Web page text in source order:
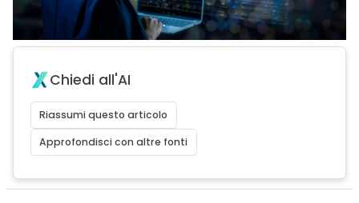
Chiedi all'AI
Riassumi questo articolo
Approfondisci con altre fonti